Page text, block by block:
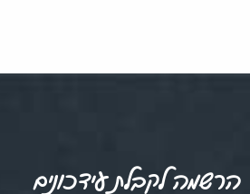
הרשמה לקבלת עידכונים